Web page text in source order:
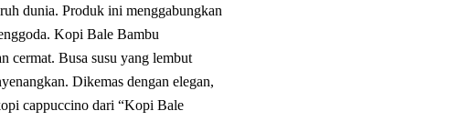
dunia. Produk ini menggabungkan
Kopi Bale Bambu
cermat. Busa susu yang lembut
Dikemas dengan elegan,
cappuccino dari “Kopi Bale